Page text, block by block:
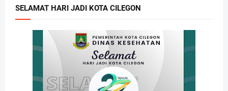
SELAMAT HARI JADI KOTA CILEGON